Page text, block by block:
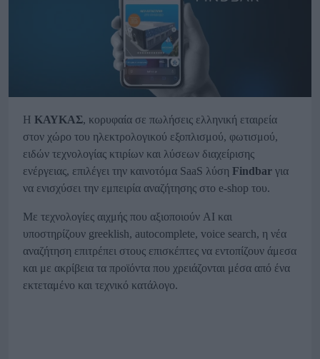
Η ΚΑΥΚΑΣ, κορυφαία σε πωλήσεις ελληνική εταιρεία
στον χώρο του ηλεκτρολογικού εξοπλισμού, φωτισμού,
ειδών τεχνολογίας κτιρίων και λύσεων διαχείρισης
ενέργειας, επιλέγει την καινοτόμα SaaS λύση Findbar για
να ενισχύσει την εμπειρία αναζήτησης στο e-shop του.
Με τεχνολογίες αιχμής που αξιοποιούν AI και
υποστηρίζουν greeklish, autocomplete, voice search, η νέα
αναζήτηση επιτρέπει στους επισκέπτες να εντοπίζουν άμεσα
και με ακρίβεια τα προϊόντα που χρειάζονται μέσα από ένα
εκτεταμένο και τεχνικό κατάλογο.